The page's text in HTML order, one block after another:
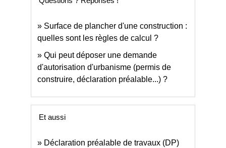
Surface de plancher d'une construction :
quelles sont les règles de calcul ?
Qui peut déposer une demande
d'autorisation d'urbanisme (permis de
construire, déclaration préalable...) ?
Et aussi
Déclaration préalable de travaux (DP)